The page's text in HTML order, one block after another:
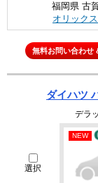
福岡県 古
オリック
無料お問い合わせ
ダイハツ
デラ
選択
NEW